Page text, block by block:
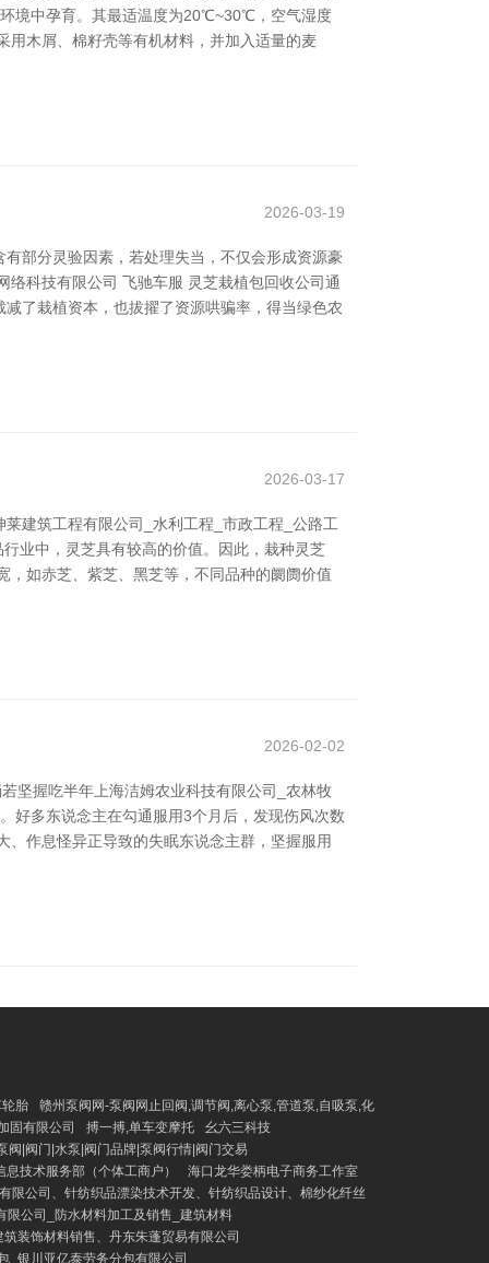
境中孕育。其最适温度为20℃~30℃，空气湿度
用木屑、棉籽壳等有机材料，并加入适量的麦
2026-03-19
部分灵验因素，若处理失当，不仅会形成资源豪
科技有限公司 飞驰车服 灵芝栽植包回收公司通
了栽植资本，也拔擢了资源哄骗率，得当绿色农
2026-03-17
建筑工程有限公司_水利工程_市政工程_公路工
业中，灵芝具有较高的价值。因此，栽种灵芝
如赤芝、紫芝、黑芝等，不同品种的阛阓价值
2026-02-02
坚握吃半年上海洁姆农业科技有限公司_农林牧
好多东说念主在勾通服用3个月后，发现伤风次数
作息怪异正导致的失眠东说念主群，坚握服用
胎
赣州泵阀网-泵阀网止回阀,调节阀,离心泵,管道泵,自吸泵,化
固有限公司
搏一搏,单车变摩托
幺六三科技
阀|阀门|水泵|阀门品牌|泵阀行情|阀门交易
技术服务部（个体工商户）
海口龙华娄柄电子商务工作室
限公司、针纺织品漂染技术开发、针纺织品设计、棉纱化纤丝
限公司_防水材料加工及销售_建筑材料
装饰材料销售、丹东朱蓬贸易有限公司
_银川亚亿泰劳务分包有限公司